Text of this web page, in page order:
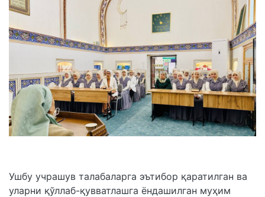
Ушбу учрашув талабаларга эътибор қаратилган ва
уларни қўллаб-қувватлашга ёндашилган муҳим